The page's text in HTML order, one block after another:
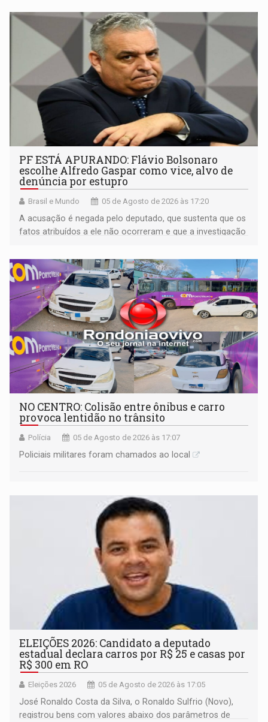
PF ESTÁ APURANDO: Flávio Bolsonaro
escolhe Alfredo Gaspar como vice, alvo de
denúncia por estupro
Brasil e Mundo 05 de Agosto de 2026 às 17:20
A acusação é negada pelo deputado, que sustenta que os
fatos atribuídos a ele não ocorreram e que a investigação
NO CENTRO: Colisão entre ônibus e carro
provoca lentidão no trânsito
Polícia 05 de Agosto de 2026 às 17:07
Policiais militares foram chamados ao local
ELEIÇÕES 2026: Candidato a deputado
estadual declara carros por R$ 25 e casas por
R$ 300 em RO
Eleições 2026 05 de Agosto de 2026 às 17:05
José Ronaldo Costa da Silva, o Ronaldo Sulfrio (Novo),
registrou bens com valores abaixo dos parâmetros de